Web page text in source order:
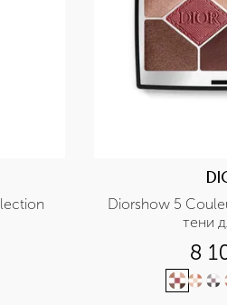
Diorshow 5
тени
8